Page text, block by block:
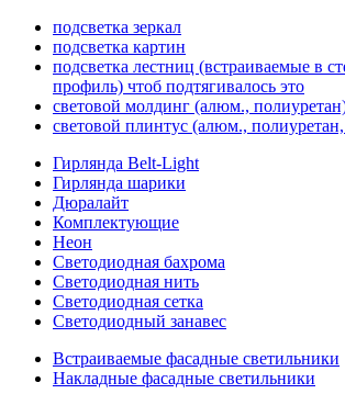
подсветка зеркал
подсветка картин
подсветка лестниц (встраиваемые в
профиль) чтоб подтягивалось это
световой молдинг (алюм.,
световой плинтус (алюм.,
Гирлянда Belt-Light
Гирлянда шарики
Дюралайт
Комплектующие
Неон
Светодиодная бахрома
Светодиодная нить
Светодиодная сетка
Светодиодный занавес
Встраиваемые фасадные светильники
Накладные фасадные светильники